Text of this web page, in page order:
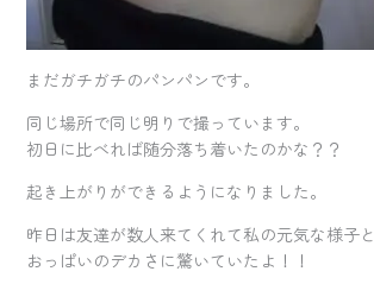
まだガチガチのパンパンです。
同じ場所で同じ明りで撮っています。
初日に比べれば随分落ち着いたのかな？？
起き上がりができるようになりました。
昨日は友達が数人来てくれて私の元気な様子と
おっぱいのデカさに驚いていたよ！！